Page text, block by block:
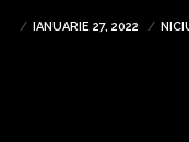
IANUARIE 27, 2022